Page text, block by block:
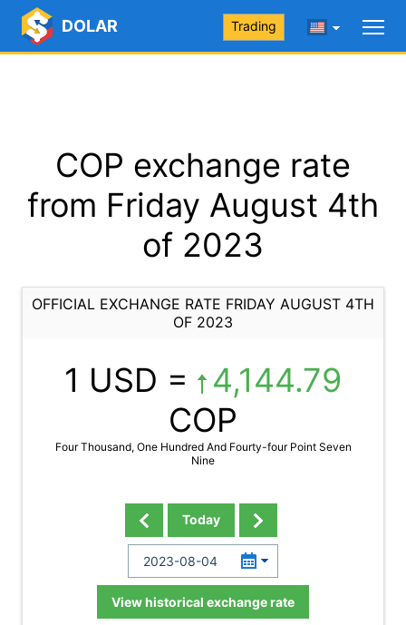
DOLAR Trading
COP exchange rate
from Friday August 4th
of 2023
OFFICIAL EXCHANGE RATE FRIDAY AUGUST 4TH
OF 2023
1 USD =
4,144.79
COP
Four Thousand, One Hundred And Fourty-four Point Seven
Nine
Today
View historical exchange rate